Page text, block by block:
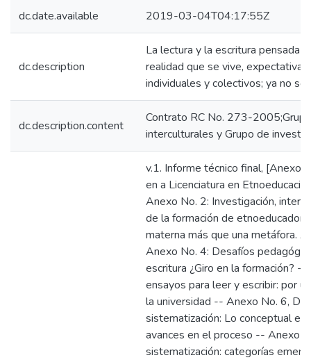
dc.date.available 2019-03-04T04:17:55Z
dc.description
La lectura y la escritura pensada
realidad que se vive,
individuales y colectivos; ya no
dc.description.content
Contrato RC No. 273-
interculturales y Grupo de
v.1. Informe técnico final,
en a Licenciatura en
Anexo No. 2: Investigación,
de la formación de
materna más que una metáfora.
Anexo No. 4: Desafíos
escritura ¿Giro en la formación?
ensayos para leer y escribir: por
la universidad -- Anexo No. 6,
sistematización: Lo conceptual
avances en el proceso -- Anexo
sistematización: categorías